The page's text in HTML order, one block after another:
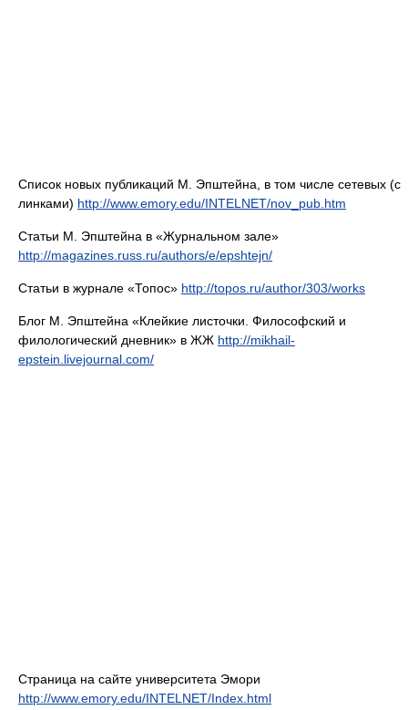
Список новых публикаций М. Эпштейна, в том числе сетевых (с
линками) http://www.emory.edu/INTELNET/nov_pub.htm
Статьи М. Эпштейна в «Журнальном зале»
http://magazines.russ.ru/authors/e/epshtejn/
Статьи в журнале «Топос» http://topos.ru/author/303/works
Блог М. Эпштейна «Клейкие листочки. Философский и
филологический дневник» в ЖЖ http://mikhail-
epstein.livejournal.com/
Страница на сайте университета Эмори
http://www.emory.edu/INTELNET/Index.html